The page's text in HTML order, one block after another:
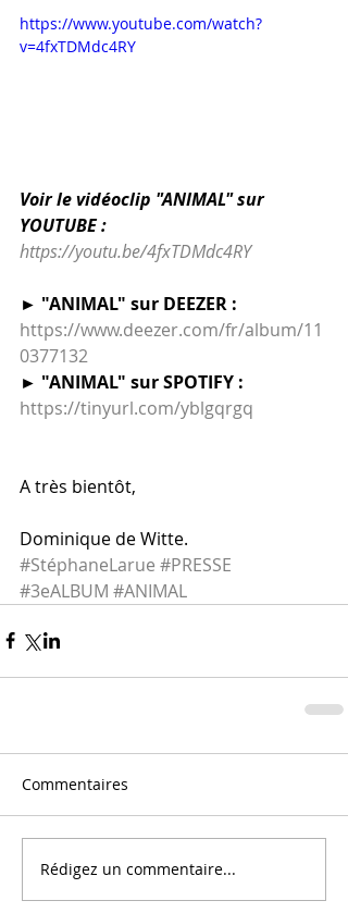
https://www.youtube.com/watch?
v=4fxTDMdc4RY
Voir le vidéoclip "ANIMAL" sur
YOUTUBE :
https://youtu.be/4fxTDMdc4RY
► "ANIMAL" sur DEEZER :
https://www.deezer.com/fr/album/11
0377132
► "ANIMAL" sur SPOTIFY :
https://tinyurl.com/yblgqrgq
A très bientôt,
Dominique de Witte.
#StéphaneLarue #PRESSE
#3eALBUM #ANIMAL
Commentaires
Rédigez un commentaire...